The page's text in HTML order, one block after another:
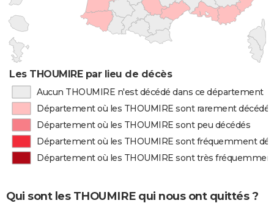
Les THOUMIRE par lieu de décès
Aucun THOUMIRE n'est décédé dans ce département
Département où les THOUMIRE sont rarement décédés
Département où les THOUMIRE sont peu décédés
Département où les THOUMIRE sont fréquemment
Département où les THOUMIRE sont très
Qui sont les THOUMIRE qui nous ont quittés ?